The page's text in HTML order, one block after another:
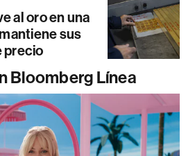
al oro en una
sus
precio
Bloomberg Línea